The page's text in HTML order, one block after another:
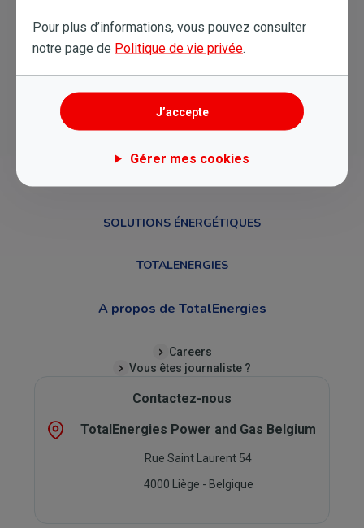
Particuliers
FR
My Business
My e-Drive
SOLUTIONS ÉNERGÉTIQUES
TOTALENERGIES
A propos de TotalEnergies
Careers
Vous êtes journaliste ?
Contactez-nous
TotalEnergies Power and Gas Belgium
Rue Saint Laurent 54
4000 Liège - Belgique
Pour plus d’informations, vous pouvez consulter
notre page de Politique de vie privée.
J’accepte
Gérer mes cookies